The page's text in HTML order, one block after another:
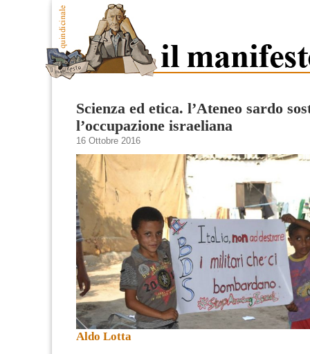
Scienza ed etica. l’Ateneo sardo
l’occupazione israeliana
16 Ottobre 2016
Aldo Lotta